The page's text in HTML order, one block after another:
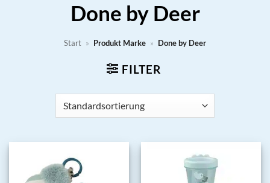
Done by Deer
Start » Produkt Marke » Done by Deer
FILTER